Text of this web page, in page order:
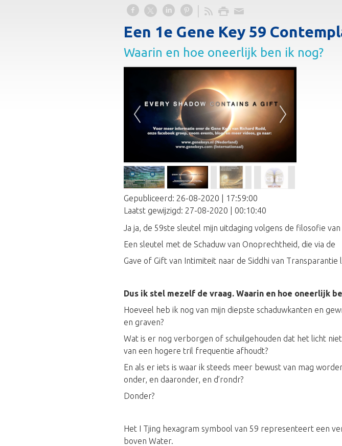
Een 1e Gene Key 59
Waarin en hoe oneerlijk ben ik nog?
Gepubliceerd: 26-08-2020 | 17:59:00
Laatst gewijzigd: 27-08-2020 | 00:10:40
Ja ja, de 59ste sleutel mijn uitdaging volgens de filosofie van
Een sleutel met de Schaduw van Onoprechtheid, die via de
Gave of Gift van Intimiteit naar de Siddhi van Transparantie
Dus ik stel mezelf de vraag. Waarin en hoe oneerlijk
Hoeveel heb ik nog van mijn diepste schaduwkanten en
en graven?
Wat is er nog verborgen of schuilgehouden dat het licht
van een hogere tril frequentie afhoudt?
En als er iets is waar ik steeds meer bewust van mag
onder, en daaronder, en d’rondr?
Donder?
Het I Tjing hexagram symbool van 59 representeert een
boven Water.